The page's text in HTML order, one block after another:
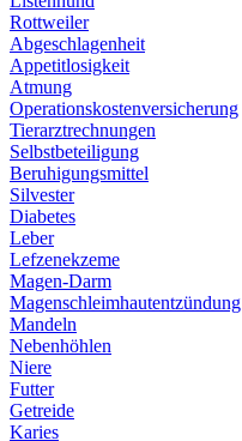
Rottweiler
Abgeschlagenheit
Appetitlosigkeit
Atmung
Operationskostenversicherung
Tierarztrechnungen
Selbstbeteiligung
Beruhigungsmittel
Silvester
Diabetes
Leber
Lefzenekzeme
Magen-Darm
Magenschleimhautentzündung
Mandeln
Nebenhöhlen
Niere
Futter
Getreide
Karies